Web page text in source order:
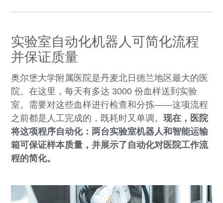
实验室自动化机器人可简化流程
并保证质量
奥尔堡大学附属医院是丹麦北日德兰地区最大的医
院。在这里，每天有多达 3000 份血样送到实验
室。需要对这些血样进行检查和分拣——这项流程
之前都是人工完成的，既耗时又单调。现在，医院
将这项程序自动化：两台实验室机器人和智能运输
箱可保证样本质量，并展示了自动化对医院工作流
程的简化。